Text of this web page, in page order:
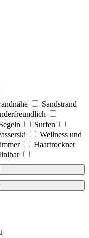
Sandstrand
Segeln
Surfen
Wellness und
Haartrockner